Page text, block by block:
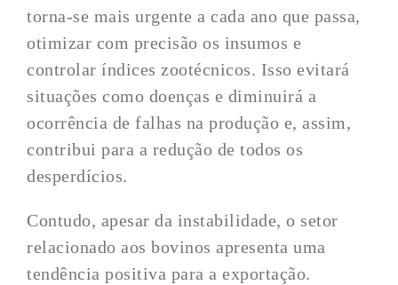
torna-se mais urgente a cada ano que passa,
otimizar com precisão os insumos e
controlar índices zootécnicos. Isso evitará
situações como doenças e diminuirá a
ocorrência de falhas na produção e, assim,
contribui para a redução de todos os
desperdícios.
Contudo, apesar da instabilidade, o setor
relacionado aos bovinos apresenta uma
tendência positiva para a exportação.